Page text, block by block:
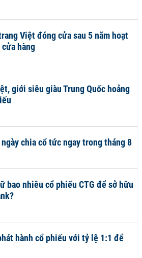
Việt đóng cửa sau 5 năm hoạt
hàng
giới siêu giàu Trung Quốc hoảng
chia cổ tức ngay trong tháng 8
bao nhiêu cổ phiếu CTG để sở hữu
hành cổ phiếu với tỷ lệ 1:1 để